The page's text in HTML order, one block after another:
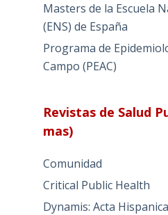
Masters de la Escuela
(ENS) de España
Programa de
Campo (PEAC)
Revistas de Salud
mas)
Comunidad
Critical Public Health
Dynamis: Acta